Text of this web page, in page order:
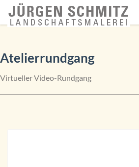
Atelierrundgang
Virtueller Video-Rundgang